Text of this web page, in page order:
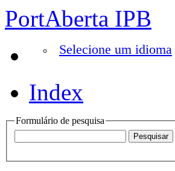
PortAberta IPB
Selecione um idioma
Index
Formulário de pesquisa